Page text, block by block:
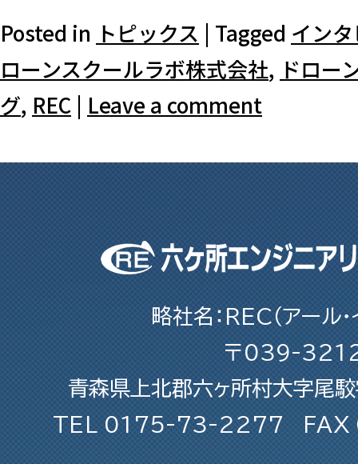
Posted in トピックス | Tagged イン
ローンスクールラボ株式会社, ドロー
グ, REC | Leave a comment
略社名：REC（アール・
〒039-
青森県上北郡六ヶ所村大字
TEL 0175-73-2277 FAX